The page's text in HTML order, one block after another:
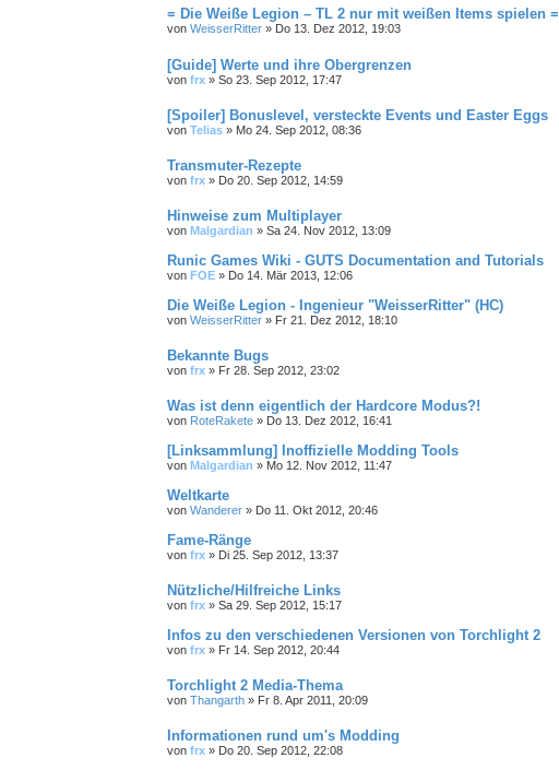
= Die Weiße Legion – TL 2 nur mit weißen Items spielen =
von WeisserRitter » Do 13. Dez 2012, 19:03
[Guide] Werte und ihre Obergrenzen
von frx » So 23. Sep 2012, 17:47
[Spoiler] Bonuslevel, versteckte Events und Easter Eggs
von Telias » Mo 24. Sep 2012, 08:36
Transmuter-Rezepte
von frx » Do 20. Sep 2012, 14:59
Hinweise zum Multiplayer
von Malgardian » Sa 24. Nov 2012, 13:09
Runic Games Wiki - GUTS Documentation and Tutorials
von FOE » Do 14. Mär 2013, 12:06
Die Weiße Legion - Ingenieur "WeisserRitter" (HC)
von WeisserRitter » Fr 21. Dez 2012, 18:10
Bekannte Bugs
von frx » Fr 28. Sep 2012, 23:02
Was ist denn eigentlich der Hardcore Modus?!
von RoteRakete » Do 13. Dez 2012, 16:41
[Linksammlung] Inoffizielle Modding Tools
von Malgardian » Mo 12. Nov 2012, 11:47
Weltkarte
von Wanderer » Do 11. Okt 2012, 20:46
Fame-Ränge
von frx » Di 25. Sep 2012, 13:37
Nützliche/Hilfreiche Links
von frx » Sa 29. Sep 2012, 15:17
Infos zu den verschiedenen Versionen von Torchlight 2
von frx » Fr 14. Sep 2012, 20:44
Torchlight 2 Media-Thema
von Thangarth » Fr 8. Apr 2011, 20:09
Informationen rund um's Modding
von frx » Do 20. Sep 2012, 22:08